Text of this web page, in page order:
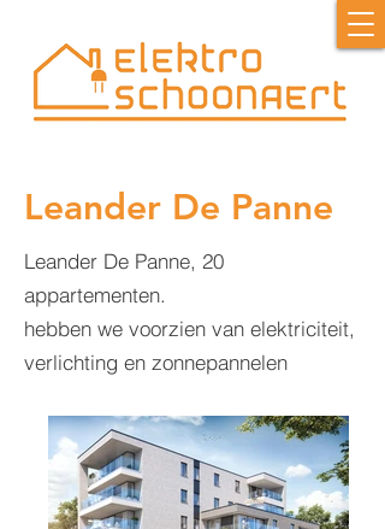
Leander De Panne
Leander De Panne, 20
appartementen.
hebben we voorzien van elektriciteit,
verlichting en zonnepannelen